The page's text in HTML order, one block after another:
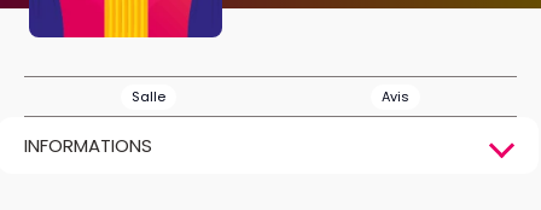
Salle Avis
INFORMATIONS